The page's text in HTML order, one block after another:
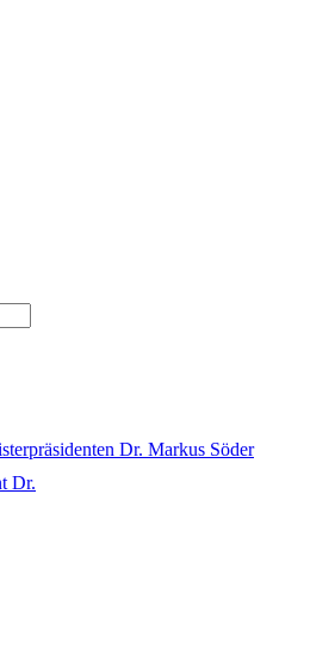
Dr. Markus Söder